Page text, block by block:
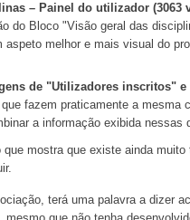
– Painel do utilizador (3063
do Bloco "Visão geral das
aspeto melhor e mais visual do
de "Utilizadores inscritos" e
fazem praticamente a mesma
a informação exibida nessas
mostra que existe ainda
terá uma palavra a dizer